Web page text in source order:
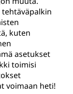
tehtäväpalkin
kuten
asetukset
toimisi
voimaan heti!